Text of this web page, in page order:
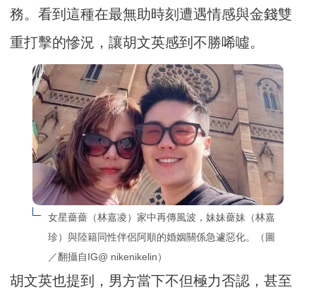
務。看到這種在最無助時刻遭遇情感與金錢雙
重打擊的慘況，讓胡文英感到不勝唏噓。
女星薔薔（林嘉凌）家中再傳風波，妹妹薔妹（林嘉
珍）與陸籍同性伴侶阿順的婚姻關係急遽惡化。（圖
／翻攝自IG@ nikenikelin）
胡文英也提到，男方當下不但極力否認，甚至